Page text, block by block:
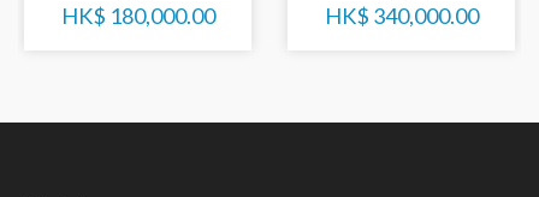
HK$ 180,000.00 HK$ 340,000.00